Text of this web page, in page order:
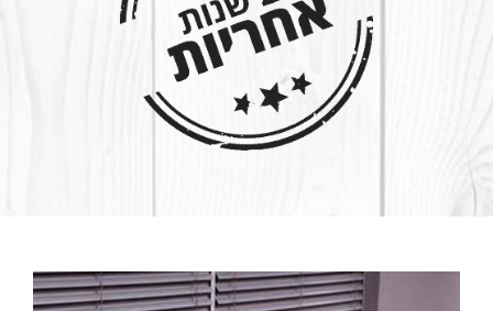
כל המוצרים שלנו בסופר דק הם ידידותיים לסביבה ועשויים
מחומרים ממוחזרים.
על יופיו לאורך שנים ארוכות.